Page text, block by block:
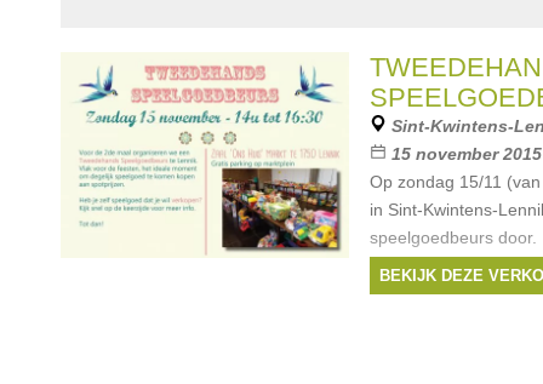
Sint-Kwintens-
15 november 2015
Op zondag 15/11
in Sint-Kwintens-
speelgoedbeurs
bijna nieuw
een zacht
BEKIJK DEZE